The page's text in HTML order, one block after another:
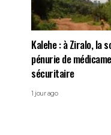
Kalehe : à Ziralo, la
pénurie de
sécuritaire
1 jour ago